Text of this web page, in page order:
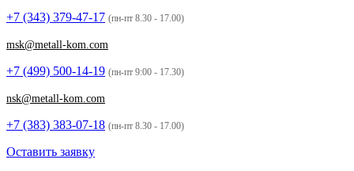
+7 (343) 379-47-17 (пн-пт 8.30 - 17.00)
msk@metall-kom.com
+7 (499) 500-14-19 (пн-пт 9:00 - 17.30)
nsk@metall-kom.com
+7 (383) 383-07-18 (пн-пт 8.30 - 17.00)
Оставить заявку